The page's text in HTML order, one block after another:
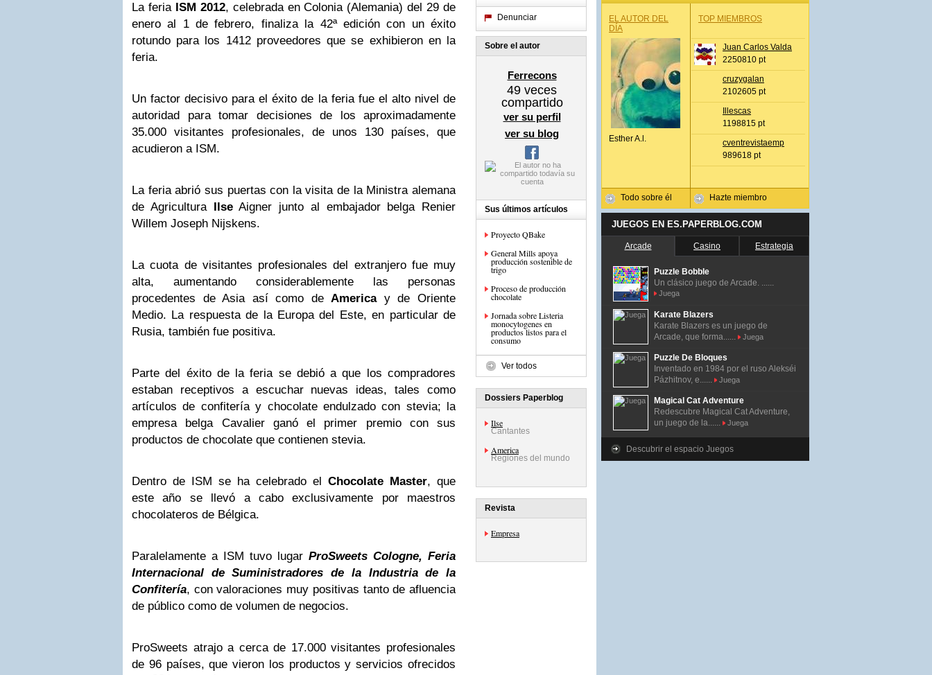
La feriaISM 2012, celebrada en Colonia (Alemania) del 29 de
enero al 1 de febrero, finaliza la 42ª edición con un éxito
rotundo para los 1412 proveedores que se exhibieron en la
feria.
Un factor decisivo para el éxito de la feria fue el alto nivel de
autoridad para tomar decisiones de los aproximadamente
35.000 visitantes profesionales, de unos 130 países, que
acudieron a ISM.
La feria abrió sus puertas con la visita de la Ministra alemana
de Agricultura IlseAigner junto al embajador belga Renier
Willem Joseph Nijskens.
La cuota de visitantes profesionales del extranjero fue muy
alta, aumentando considerablemente las personas
procedentes de Asia así como deAmericay de Oriente
Medio. La respuesta de la Europa del Este, en particular de
Rusia, también fue positiva.
Parte del éxito de la feria se debió a que los compradores
estaban receptivos a escuchar nuevas ideas, tales como
artículos de confitería y chocolate endulzado con stevia; la
empresa belga Cavalier ganó el primer premio con sus
productos de chocolate que contienen stevia.
Dentro de ISM se ha celebrado el Chocolate Master, que
este año se llevó a cabo exclusivamente por maestros
chocolateros de Bélgica.
Paralelamente a ISM tuvo lugar ProSweets Cologne, Feria
Internacional de Suministradores de la Industria de la
Confitería, con valoraciones muy positivas tanto de afluencia
de público como de volumen de negocios.
ProSweets atrajo a cerca de 17.000 visitantes profesionales
de 96 países, que vieron los productos y servicios ofrecidos
Denunciar
Sobre el autor
Ferrecons
49 veces
compartido
ver su perfil
ver su blog
Sus últimos artículos
Proyecto QBake
General Mills apoya
producción sostenible de
trigo
Proceso de producción
chocolate
Jornada sobre Listeria
monocytogenes en
productos listos para el
consumo
Ver todos
Dossiers Paperblog
Ilse
Cantantes
America
Regiones del mundo
Revista
Empresa
EL AUTOR DEL
DÍA
Esther A.l.
Todo sobre él
TOP MIEMBROS
Juan Carlos Valda
2250810 pt
cruzygalan
2102605 pt
Illescas
1198815 pt
cventrevistaemp
989618 pt
Hazte miembro
JUEGOS EN ES.PAPERBLOG.COM
Arcade Casino Estrategia
Puzzle Bobble
Un clásico juego de Arcade. ......
Juega
Karate Blazers
Karate Blazers es un juego de
Arcade, que forma......
Juega
Puzzle De Bloques
Inventado en 1984 por el ruso Alekséi
Pázhitnov, e......
Juega
Magical Cat Adventure
Redescubre Magical Cat Adventure,
un juego de la......
Juega
Descubrir el espacio Juegos